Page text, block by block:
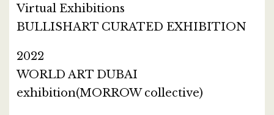
Virtual Exhibitions
BULLISHART CURATED EXHIBITION
2022
WORLD ART DUBAI
exhibition(MORROW collective)